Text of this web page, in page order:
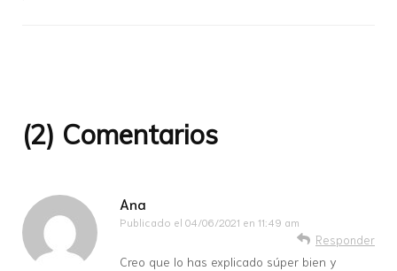
entradas
(2) Comentarios
Ana
Publicado el 04/06/2021 en 11:49 am
Responder
Creo que lo has explicado súper bien y